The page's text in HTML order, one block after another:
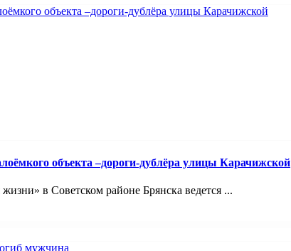
объекта –дороги-дублёра улицы Карачижской
в Советском районе Брянска ведется ...